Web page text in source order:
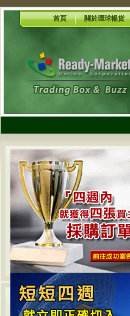
首頁 關於環球暢貨
熱門網路行銷話題